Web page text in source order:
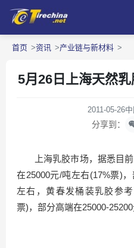
首页 资讯 产业链与新材料
5月26日上海天然
2011-05-26
分享到：
上海乳胶市场，据悉目前
在25000元/吨左右(17%票)
左右，黄春发桶装乳胶参
票)，部分高端在25000-25200